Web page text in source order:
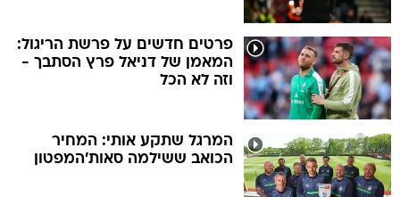
פרטים חדשים על פרשת הריגול:
המאמן של דניאל פרץ הסתבך -
וזה לא הכל
המרגל שתקע אותי: המחיר
הכואב ששילמה סאות'המפטון